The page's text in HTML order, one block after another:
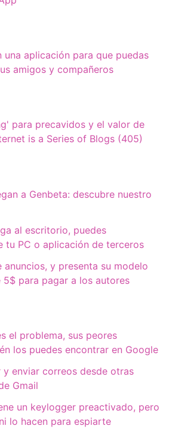
una aplicación para que puedas
amigos y compañeros
para precavidos y el valor de
is a Series of Blogs (405)
a Genbeta: descubre nuestro
al escritorio, puedes
tu PC o aplicación de terceros
anuncios, y presenta su modelo
para pagar a los autores
el problema, sus peores
los puedes encontrar en Google
y enviar correos desde otras
Gmail
un keylogger preactivado, pero
lo hacen para espiarte